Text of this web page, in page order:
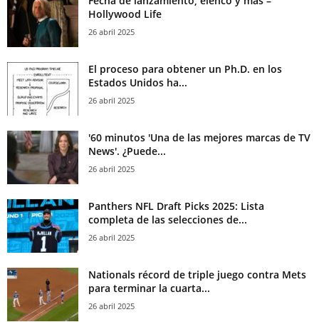
Hollywood Life
26 abril 2025
El proceso para obtener un Ph.D. en los
Estados Unidos ha...
26 abril 2025
'60 minutos 'Una de las mejores marcas de TV
News'. ¿Puede...
26 abril 2025
Panthers NFL Draft Picks 2025: Lista
completa de las selecciones de...
26 abril 2025
Nationals récord de triple juego contra Mets
para terminar la cuarta...
26 abril 2025